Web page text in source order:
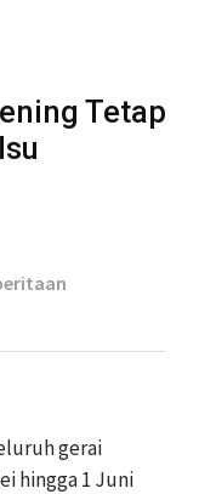
Tetap
gerai
hingga 1 Juni